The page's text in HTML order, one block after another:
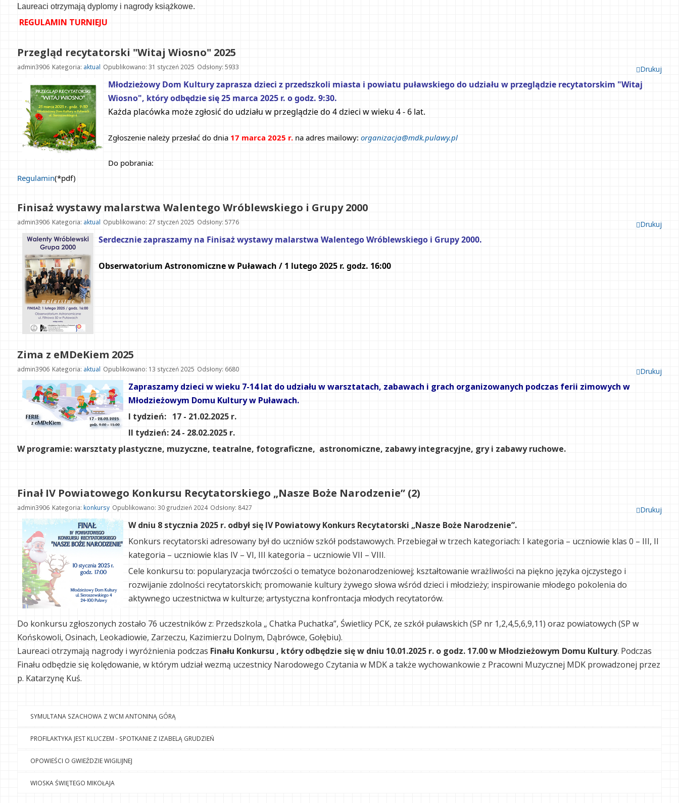
Laureaci otrzymają dyplomy i nagrody książkowe.
REGULAMIN TURNIEJU
Przegląd recytatorski "Witaj Wiosno" 2025
Drukuj
admin3906 Kategoria: aktual Opublikowano: 31 styczeń 2025 Odsłony: 5933
Młodzieżowy Dom Kultury zaprasza dzieci z przedszkoli miasta i powiatu puławskiego do udziału w przeglądzie recytatorskim "Witaj
Wiosno", który odbędzie się 25 marca 2025 r. o godz. 9:30.
Każda placówka może zgłosić do udziału w przeglądzie do 4 dzieci w wieku 4 - 6 lat.
Zgłoszenie należy przesłać do dnia 17 marca 2025 r. na adres mailowy: organizacja@mdk.pulawy.pl
Do pobrania:
Regulamin(*pdf)
Finisaż wystawy malarstwa Walentego Wróblewskiego i Grupy 2000
Drukuj
admin3906 Kategoria: aktual Opublikowano: 27 styczeń 2025 Odsłony: 5776
Serdecznie zapraszamy na Finisaż wystawy malarstwa Walentego Wróblewskiego i Grupy 2000.
Obserwatorium Astronomiczne w Puławach / 1 lutego 2025 r. godz. 16:00
Zima z eMDeKiem 2025
Drukuj
admin3906 Kategoria: aktual Opublikowano: 13 styczeń 2025 Odsłony: 6680
Zapraszamy dzieci w wieku 7-14 lat do udziału w warsztatach, zabawach i grach organizowanych podczas ferii zimowych w
Młodzieżowym Domu Kultury w Puławach.
I tydzień: 17 - 21.02.2025 r.
II tydzień: 24 - 28.02.2025 r.
W programie: warsztaty plastyczne, muzyczne, teatralne, fotograficzne, astronomiczne, zabawy integracyjne, gry i zabawy ruchowe.
Finał IV Powiatowego Konkursu Recytatorskiego „Nasze Boże Narodzenie” (2)
Drukuj
admin3906 Kategoria: konkursy Opublikowano: 30 grudzień 2024 Odsłony: 8427
W dniu 8 stycznia 2025 r. odbył się IV Powiatowy Konkurs Recytatorski „Nasze Boże Narodzenie”.
Konkurs recytatorski adresowany był do uczniów szkół podstawowych. Przebiegał w trzech kategoriach: I kategoria – uczniowie klas 0 – III, II
kategoria – uczniowie klas IV – VI, III kategoria – uczniowie VII – VIII.
Cele konkursu to: popularyzacja twórczości o tematyce bożonarodzeniowej; kształtowanie wrażliwości na piękno języka ojczystego i
rozwijanie zdolności recytatorskich; promowanie kultury żywego słowa wśród dzieci i młodzieży; inspirowanie młodego pokolenia do
aktywnego uczestnictwa w kulturze; artystyczna konfrontacja młodych recytatorów.
Do konkursu zgłoszonych zostało 76 uczestników z: Przedszkola „ Chatka Puchatka”, Świetlicy PCK, ze szkół puławskich (SP nr 1,2,4,5,6,9,11) oraz powiatowych (SP w
Końskowoli, Osinach, Leokadiowie, Zarzeczu, Kazimierzu Dolnym, Dąbrówce, Gołębiu).
Laureaci otrzymają nagrody i wyróżnienia podczas Finału Konkursu , który odbędzie się w dniu 10.01.2025 r. o godz. 17.00 w Młodzieżowym Domu Kultury. Podczas
Finału odbędzie się kolędowanie, w którym udział wezmą uczestnicy Narodowego Czytania w MDK a także wychowankowie z Pracowni Muzycznej MDK prowadzonej przez
p. Katarzynę Kuś.
SYMULTANA SZACHOWA Z WCM ANTONINĄ GÓRĄ
PROFILAKTYKA JEST KLUCZEM - SPOTKANIE Z IZABELĄ GRUDZIEŃ
OPOWIEŚCI O GWIEŹDZIE WIGILIJNEJ
WIOSKA ŚWIĘTEGO MIKOŁAJA